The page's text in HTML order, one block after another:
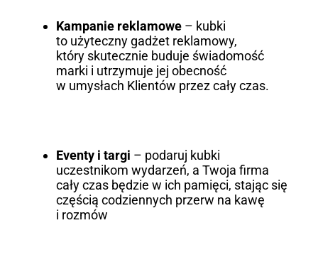
Kampanie reklamowe– kubki
to użyteczny gadżet reklamowy,
który skutecznie buduje świadomość
marki i utrzymuje jej obecność
w umysłach Klientów przez cały czas.
Eventy i targi – podaruj kubki
uczestnikom wydarzeń, a Twoja firma
cały czas będzie w ich pamięci, stając się
częścią codziennych przerw na kawę
i rozmów